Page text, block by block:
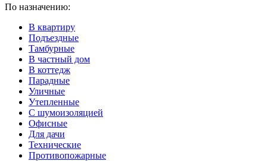
По назначению:
В квартиру
Подъездные
Тамбурные
В частный дом
В коттедж
Парадные
Уличные
Утепленные
C шумоизоляцией
Офисные
Для дачи
Технические
Противопожарные